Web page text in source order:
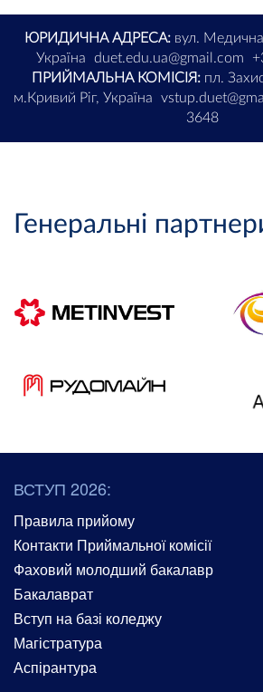
ЮРИДИЧНА АДРЕСА: вул.
Україна
duet.edu.ua@gmail.com
ПРИЙМАЛЬНА КОМІСІЯ: пл.
м.Кривий Ріг, Україна
3648
Генеральні
ВСТУП 2026:
Правила прийому
Контакти Приймальної комісії
Фаховий молодший бакалавр
Бакалаврат
Вступ на базі коледжу
Магістратура
Аспірантура